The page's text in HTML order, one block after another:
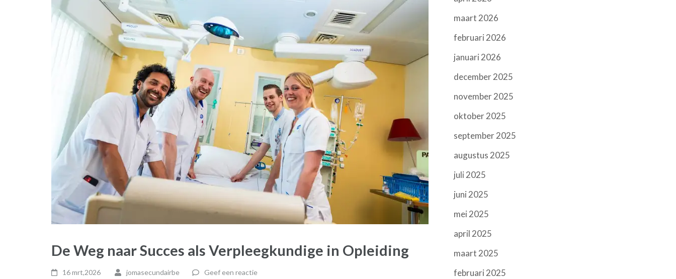
De Weg naar Succes als Verpleegkundige in Opleiding
16 mrt,2026 jomasecundairbe Geef een reactie
maart 2026
februari 2026
januari 2026
december 2025
november 2025
oktober 2025
september 2025
augustus 2025
juli 2025
juni 2025
mei 2025
april 2025
maart 2025
februari 2025